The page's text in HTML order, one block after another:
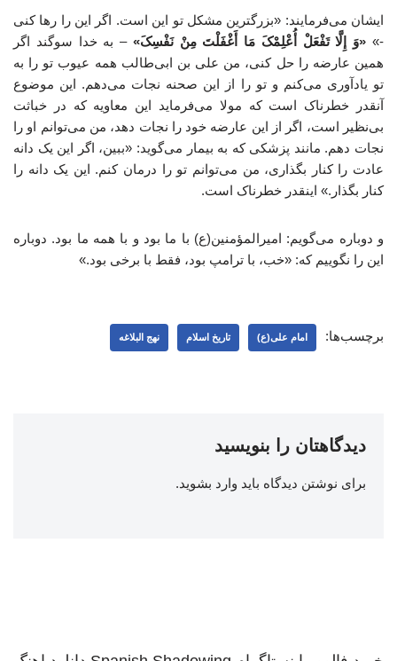
ایشان می‌فرمایند: «بزرگترین مشکل تو این است. اگر این را رها کنی
-» «وَ إِلَّا تَفْعَلْ أُعْلِمْکَ مَا أَغْفَلْتَ مِنْ نَفْسِکَ» – به خدا سوگند اگر
همین عارضه را حل کنی، من علی بن ابی‌طالب همه عیوب تو را به
تو یادآوری می‌کنم و تو را از این صحنه نجات می‌دهم. این موضوع
آنقدر خطرناک است که مولا می‌فرماید این معاویه که در خباثت
بی‌نظیر است، اگر از این عارضه خود را نجات دهد، من می‌توانم او را
نجات دهم. مانند پزشکی که به بیمار می‌گوید: «ببین، اگر این یک دانه
عادت را کنار بگذاری، من می‌توانم تو را درمان کنم. این یک دانه را
کنار بگذار.» اینقدر خطرناک است.
و دوباره می‌گویم: امیرالمؤمنین(ع) با ما بود و با همه ما بود. دوباره
این را نگوییم که: «خب، با ترامپ بود، فقط با برخی بود.»
برچسب‌ها: امام علی(ع) تاریخ اسلام نهج البلاغه
دیدگاهتان را بنویسید
برای نوشتن دیدگاه باید وارد بشوید.